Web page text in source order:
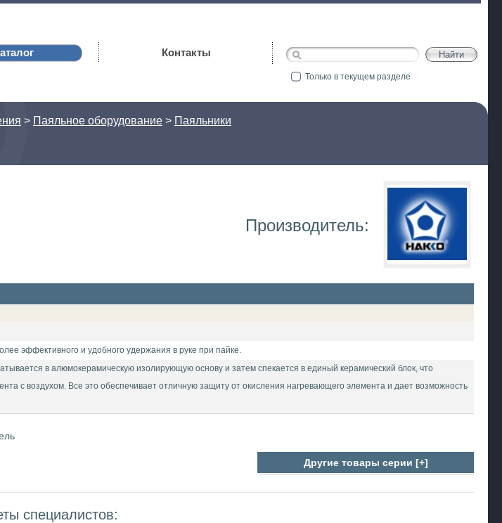
Контакты
Только в текущем разделе
> Паяльное оборудование > Паяльники
Производитель:
эффективного и удобного удержания в руке при пайке.
в алюмокерамическую изолирующую основу и затем спекается в единый керамический блок, что
с воздухом. Все это обеспечивает отличную защиту от окисления нагревающего элемента и дает возможность
Другие товары серии [+]
специалистов: